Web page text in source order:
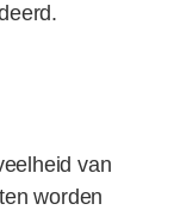
van
worden